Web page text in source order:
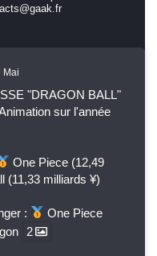
Mai
"DRAGON BALL"
sur l'année
One Piece (12,49
(11,33 milliards ¥)
:
One Piece
2